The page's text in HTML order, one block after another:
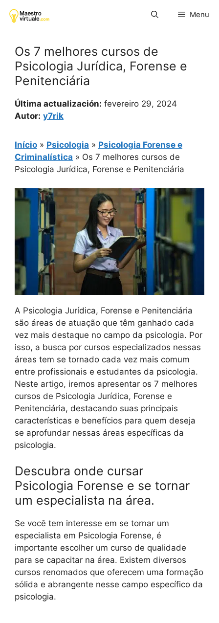
para
Menu
Os 7 melhores cursos de
Psicologia Jurídica, Forense e
Penitenciária
Última actualización: fevereiro 29, 2024
Autor: y7rik
Início » Psicologia » Psicologia Forense e
Criminalística » Os 7 melhores cursos de
Psicologia Jurídica, Forense e Penitenciária
A Psicologia Jurídica, Forense e Penitenciária
são áreas de atuação que têm ganhado cada
vez mais destaque no campo da psicologia. Por
isso, a busca por cursos especializados nessas
áreas tem se tornado cada vez mais comum
entre profissionais e estudantes da psicologia.
Neste artigo, iremos apresentar os 7 melhores
cursos de Psicologia Jurídica, Forense e
Penitenciária, destacando suas principais
características e benefícios para quem deseja
se aprofundar nessas áreas específicas da
psicologia.
Descubra onde cursar
Psicologia Forense e se tornar
um especialista na área.
Se você tem interesse em se tornar um
especialista em Psicologia Forense, é
importante escolher um curso de qualidade
para se capacitar na área. Existem diversos
cursos renomados que oferecem uma formação
sólida e abrangente nesse campo específico da
psicologia.